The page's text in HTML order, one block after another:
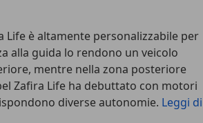
Life è altamente personalizzabile per
alla guida lo rendono un veicolo
mentre nella zona posteriore
Zafira Life ha debuttato con motori
diverse autonomie. Leggi di